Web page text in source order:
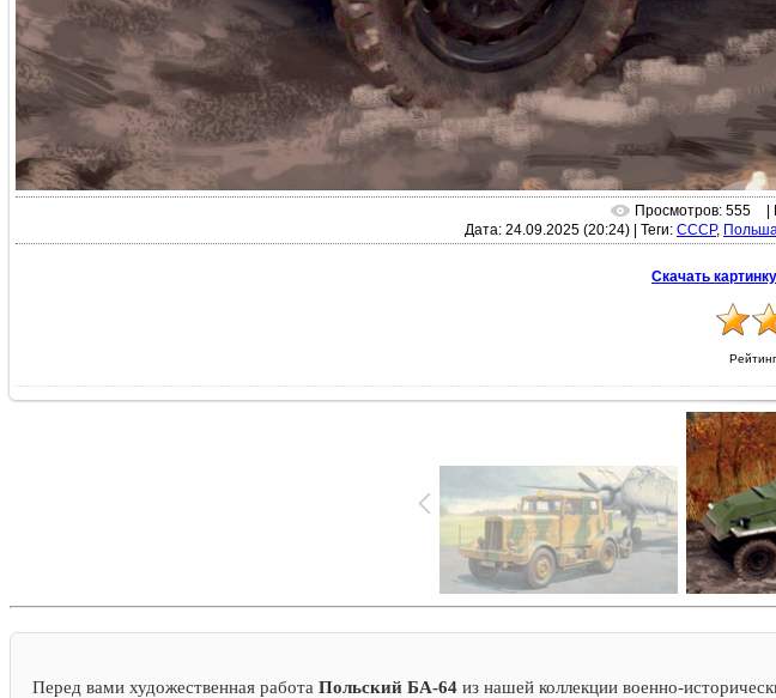
Просмотров: 555
|
Дата: 24.09.2025 (20:24) | Теги: СССР,
Скачать
Перед вами художественная работа Польский БА-64 из нашей коллекции военно-